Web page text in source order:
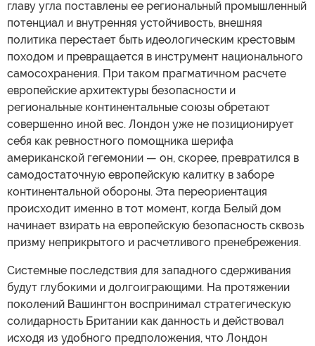
главу угла поставлены ее региональный промышленный
потенциал и внутренняя устойчивость, внешняя
политика перестает быть идеологическим крестовым
походом и превращается в инструмент национального
самосохранения. При таком прагматичном расчете
европейские архитектуры безопасности и
региональные континентальные союзы обретают
совершенно иной вес. Лондон уже не позиционирует
себя как ревностного помощника шерифа
американской гегемонии — он, скорее, превратился в
самодостаточную европейскую калитку в заборе
континентальной обороны. Эта переориентация
происходит именно в тот момент, когда Белый дом
начинает взирать на европейскую безопасность сквозь
призму неприкрытого и расчетливого пренебрежения.
Системные последствия для западного сдерживания
будут глубокими и долгоиграющими. На протяжении
поколений Вашингтон воспринимал стратегическую
солидарность Британии как данность и действовал
исходя из удобного предположения, что Лондон